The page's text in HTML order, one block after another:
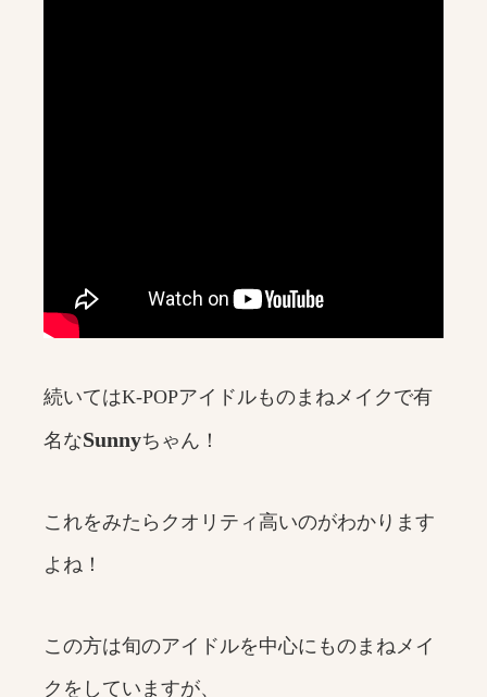
続いてはK-POPアイドルものまねメイクで有
名なSunnyちゃん！
これをみたらクオリティ高いのがわかります
よね！
この方は旬のアイドルを中心にものまねメイ
クをしていますが、